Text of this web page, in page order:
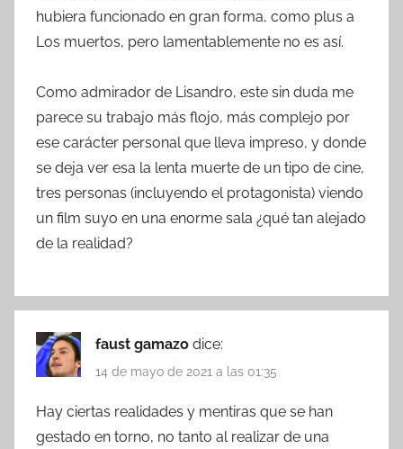
hubiera funcionado en gran forma, como plus a
Los muertos, pero lamentablemente no es así.
Como admirador de Lisandro, este sin duda me
parece su trabajo más flojo, más complejo por
ese carácter personal que lleva impreso, y donde
se deja ver esa la lenta muerte de un tipo de cine,
tres personas (incluyendo el protagonista) viendo
un film suyo en una enorme sala ¿qué tan alejado
de la realidad?
faust gamazo dice:
14 de mayo de 2021 a las 01:35
Hay ciertas realidades y mentiras que se han
gestado en torno, no tanto al realizar de una